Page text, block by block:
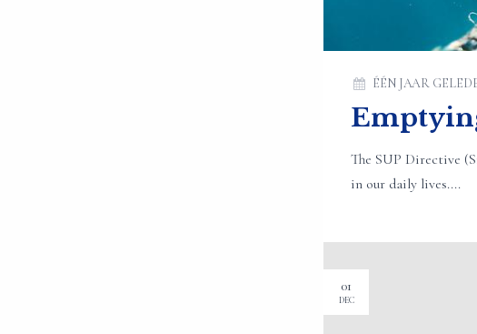
ÉÉN JAAR
The SUP Directive
in our daily lives....
01
DEC